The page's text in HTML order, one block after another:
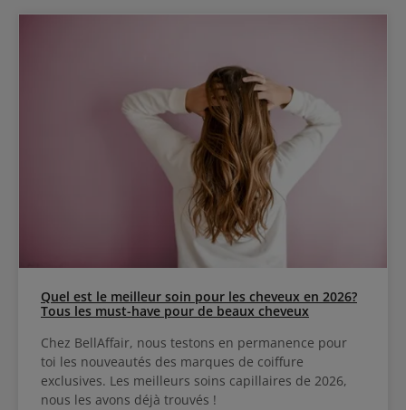
Quel est le meilleur soin pour les cheveux en 2026?
Tous les must-have pour de beaux cheveux
Chez BellAffair, nous testons en permanence pour
toi les nouveautés des marques de coiffure
exclusives. Les meilleurs soins capillaires de 2026,
nous les avons déjà trouvés !